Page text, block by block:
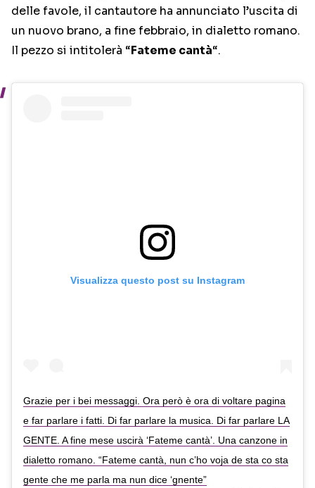
delle favole, il cantautore ha annunciato l’uscita di
un nuovo brano, a fine febbraio, in dialetto romano.
Il pezzo si intitolerà “Fateme cantà“.
Visualizza questo post su Instagram
Grazie per i bei messaggi. Ora però è ora di voltare pagina
e far parlare i fatti. Di far parlare la musica. Di far parlare LA
GENTE. A fine mese uscirà ‘Fateme cantà’. Una canzone in
dialetto romano. “Fateme cantà, nun c’ho voja de sta co sta
gente che me parla ma nun dice ‘gnente”